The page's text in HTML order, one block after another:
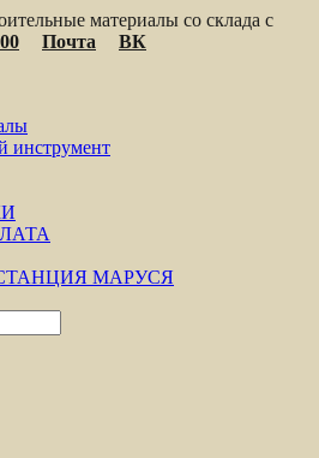
материалы со склада с
Почта
ВК
инструмент
МАРУСЯ